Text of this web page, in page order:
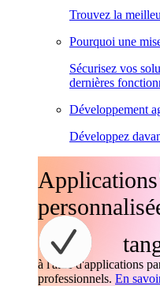
Trouvez la
Pourquoi une
Sécurisez vos
dernières
Développement
Développez
Applications
à l'aide d'applications
professionnels. En